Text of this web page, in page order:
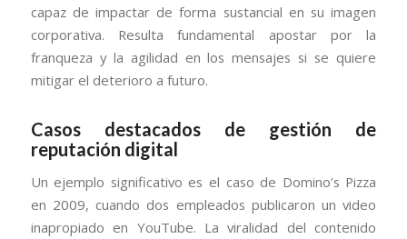
capaz de impactar de forma sustancial en su imagen
corporativa. Resulta fundamental apostar por la
franqueza y la agilidad en los mensajes si se quiere
mitigar el deterioro a futuro.
Casos destacados de gestión de
reputación digital
Un ejemplo significativo es el caso de Domino’s Pizza
en 2009, cuando dos empleados publicaron un video
inapropiado en YouTube. La viralidad del contenido